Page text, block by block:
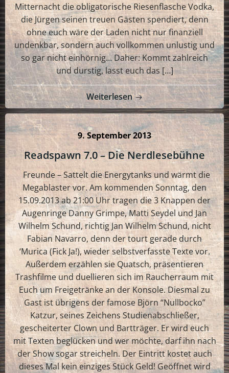
Mitternacht die obligatorische Riesenflasche Vodka,
die Jürgen seinen treuen Gästen spendiert, denn
ohne euch wäre der Laden nicht nur finanziell
undenkbar, sondern auch vollkommen unlustig und
so gar nicht einhörnig… Daher: Kommt zahlreich
und durstig, lasst euch das […]
Weiterlesen
9. September 2013
Readspawn 7.0 – Die Nerdlesebühne
Freunde – Sattelt die Energytanks und wärmt die
Megablaster vor. Am kommenden Sonntag, den
15.09.2013 ab 21:00 Uhr tragen die 3 Knappen der
Augenringe Danny Grimpe, Matti Seydel und Jan
Wilhelm Schund, richtig Jan Wilhelm Schund, nicht
Fabian Navarro, denn der tourt gerade durch
‘Murica (Fick Ja!), wieder selbstverfasste Texte vor.
Außerdem erzählen sie Quatsch, präsentieren
Trashfilme und duellieren sich im Raucherraum mit
Euch um Freigetränke an der Konsole. Diesmal zu
Gast ist übrigens der famose Björn “Nullbocko”
Katzur, seines Zeichens Studienabschließer,
gescheiterter Clown und Bartträger. Er wird euch
mit Texten beglücken und wer möchte, darf ihn nach
der Show sogar streicheln. Der Eintritt kostet auch
dieses Mal kein einziges Stück Geld! Geöffnet wird